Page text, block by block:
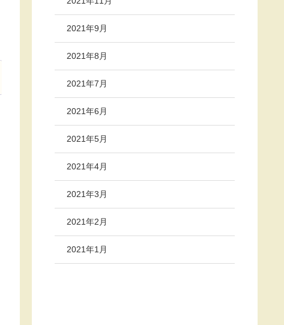
2021年9月
2021年8月
2021年7月
2021年6月
2021年5月
2021年4月
2021年3月
2021年2月
2021年1月